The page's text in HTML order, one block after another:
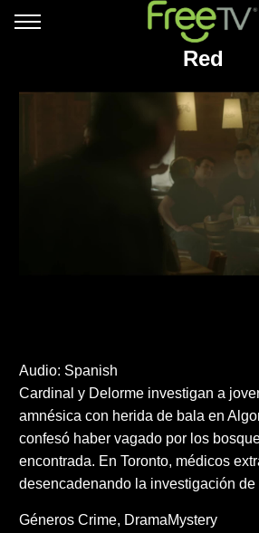
Red
Audio: Spanish
Cardinal y Delorme investigan a
amnésica con herida de bala en
confesó haber vagado por los
encontrada. En Toronto, médicos
desencadenando la investigación de
Géneros Crime DramaMystery